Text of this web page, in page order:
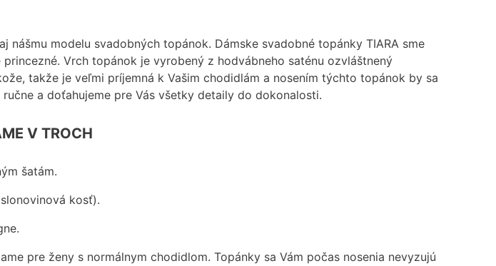
nášmu modelu svadobných topánok. Dámske svadobné topánky TIARA sme
Vrch topánok je vyrobený z hodvábneho saténu ozvláštnený
takže je veľmi príjemná k Vašim chodidlám a nosením týchto topánok by sa
a doťahujeme pre Vás všetky detaily do dokonalosti.
V TROCH
šatám.
kosť).
pre ženy s normálnym chodidlom. Topánky sa Vám počas nosenia nevyzujú